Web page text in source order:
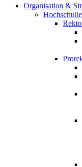
Organisation &